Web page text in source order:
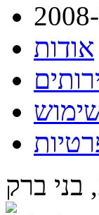
אודות